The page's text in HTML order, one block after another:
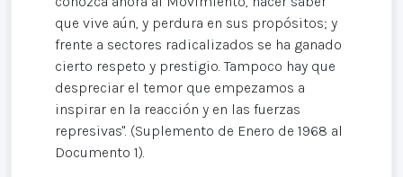
que vive aún, y perdura en sus propósitos; y
frente a sectores radicalizados se ha ganado
cierto respeto y prestigio. Tampoco hay que
despreciar el temor que empezamos a
inspirar en la reacción y en las fuerzas
represivas". (Suplemento de Enero de 1968 al
Documento 1).